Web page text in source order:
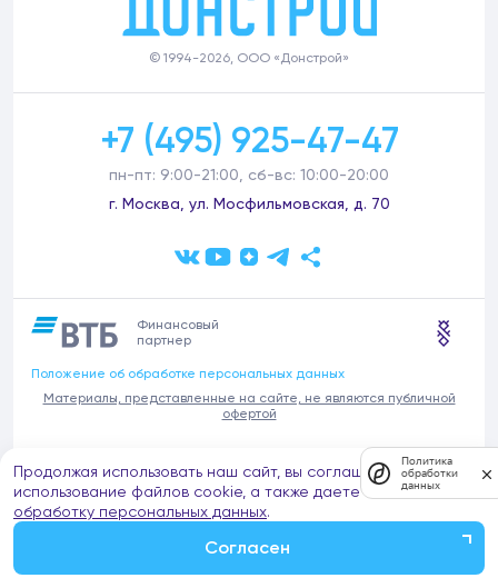
© 1994-2026, ООО «Донстрой»
+7 (495) 925-47-47
пн-пт: 9:00-21:00, сб-вс: 10:00-20:00
г. Москва, ул. Мосфильмовская, д. 70
Финансовый
партнер
Положение об обработке персональных данных
Материалы, представленные на сайте, не являются публичной
офертой
В связи с участившимися случаями предложений частных услуг от
имени компании Донстрой (проведения ремонтов, продажи
отделочных материалов и т.п.), обращаем внимание на то, что
компания Донстрой не оказывает таких услуг, не имеет
представительств такого профиля и не обращается к частным
Продолжая использовать наш сайт, вы соглашаетесь на
использование файлов cookie, а также даете согласие на
обработку персональных данных.
Согласен
Политика
обработки
данных